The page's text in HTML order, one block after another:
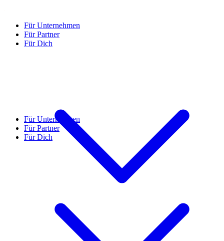
Für Unternehmen
Für Partner
Für Dich
Für Unternehmen
Für Partner
Für Dich